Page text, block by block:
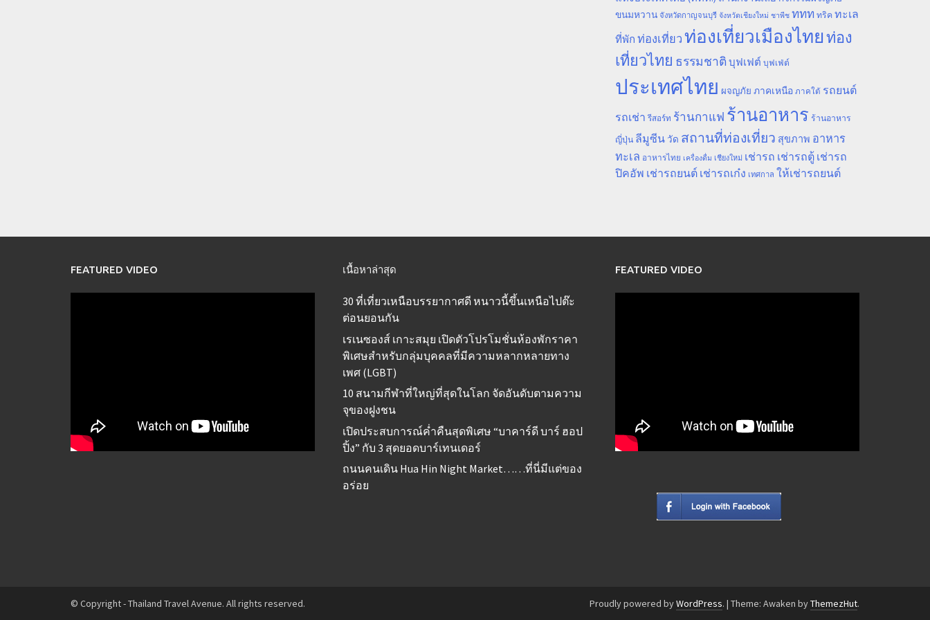
ขนมหวาน จังหวัดกาญจนบุรี จังหวัดเชียงใหม่ ชาพีช ททท ทริค ทะเล
ที่พัก ท่องเที่ยวท่องเที่ยวเมืองไทยท่อง
เที่ยวไทย ธรรมชาติ บุฟเฟต์ บุฟเฟ่ต์
ประเทศไทย ผจญภัย ภาคเหนือ ภาคใต้ รถยนต์
รถเช่า รีสอร์ท ร้านกาแฟ ร้านอาหาร ร้านอาหาร
ญี่ปุ่น ลีมูซีน วัด สถานที่ท่องเที่ยว สุขภาพ อาหาร
ทะเล อาหารไทย เครื่องดื่ม เชียงใหม่ เช่ารถ เช่ารถตู้ เช่ารถ
ปิคอัพ เช่ารถยนต์ เช่ารถเก๋ง เทศกาล ให้เช่ารถยนต์
FEATURED VIDEO เนื้อหาล่าสุด
30 ที่เที่ยวเหนือบรรยากาศดี หนาวนี้ขึ้นเหนือไปต๊ะ
ต่อนยอนกัน
เรเนซองส์ เกาะสมุย เปิดตัวโปรโมชั่นห้องพักราคา
พิเศษสำหรับกลุ่มบุคคลที่มีความหลากหลายทาง
เพศ (LGBT)
10 สนามกีฬาที่ใหญ่ที่สุดในโลก จัดอันดับตามความ
จุของฝูงชน
เปิดประสบการณ์ค่ำคืนสุดพิเศษ “บาคาร์ดี บาร์ ฮอป
ปิ้ง” กับ 3 สุดยอดบาร์เทนเดอร์
ถนนคนเดิน Hua Hin Night Market……ที่นี่มีแต่ของ
อร่อย
FEATURED VIDEO
© Copyright - Thailand Travel Avenue. All rights reserved. Proudly powered byWordPress. | Theme: Awaken byThemezHut.